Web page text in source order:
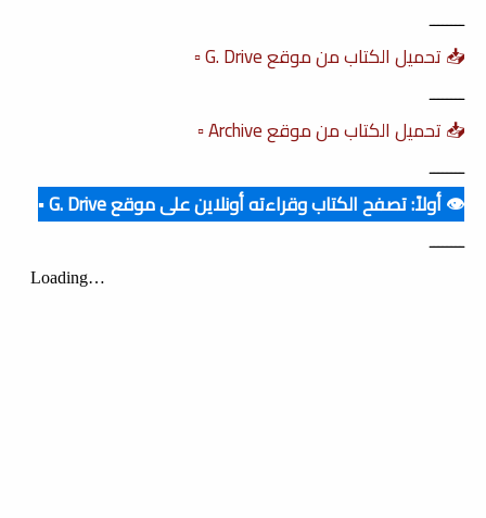
ــــــــ
📥 تحميل الكتاب من موقع G. Drive ▫️
ــــــــ
📥 تحميل الكتاب من موقع Archive ▫️
ــــــــ
👁️ أولاً: تصفح الكتاب وقراءته أونلاين على موقع G. Drive ▪️
ــــــــ